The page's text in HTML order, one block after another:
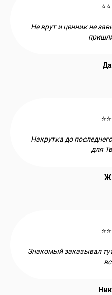
Не врут и ценник не
Накрутка до
для
Знакомый заказывал